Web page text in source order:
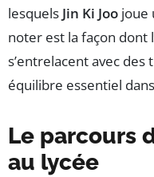
lesquels Jin Ki Joo joue
noter est la façon dont
s’entrelacent avec
équilibre essentiel
Le parcours
au lycée